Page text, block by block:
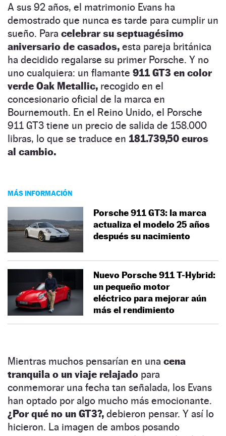
A sus 92 años, el matrimonio Evans ha
demostrado que nunca es tarde para cumplir un
sueño. Para celebrar su septuagésimo
aniversario de casados, esta pareja británica
ha decidido regalarse su primer Porsche. Y no
uno cualquiera: un flamante 911 GT3 en color
verde Oak Metallic, recogido en el
concesionario oficial de la marca en
Bournemouth. En el Reino Unido, el Porsche
911 GT3 tiene un precio de salida de 158.000
libras, lo que se traduce en 181.739,50 euros
al cambio.
MÁS INFORMACIÓN
Porsche 911 GT3: la marca
actualiza el modelo 25 años
después su nacimiento
Nuevo Porsche 911 T-Hybrid:
un pequeño motor
eléctrico para mejorar aún
más el rendimiento
Mientras muchos pensarían en una cena
tranquila o un viaje relajado para
conmemorar una fecha tan señalada, los Evans
han optado por algo mucho más emocionante.
¿Por qué no un GT3?, debieron pensar. Y así lo
hicieron. La imagen de ambos posando